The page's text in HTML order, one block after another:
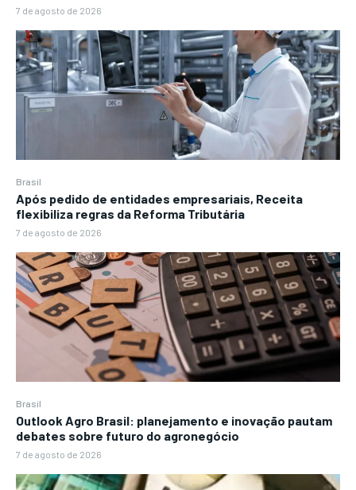
7 de agosto de 2026
Brasil
Após pedido de entidades empresariais, Receita
flexibiliza regras da Reforma Tributária
7 de agosto de 2026
Brasil
Outlook Agro Brasil: planejamento e inovação pautam
debates sobre futuro do agronegócio
7 de agosto de 2026